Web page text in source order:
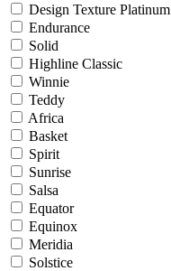
Design Texture Platinum
Endurance
Solid
Highline Classic
Winnie
Teddy
Africa
Basket
Spirit
Sunrise
Salsa
Equator
Equinox
Meridia
Solstice